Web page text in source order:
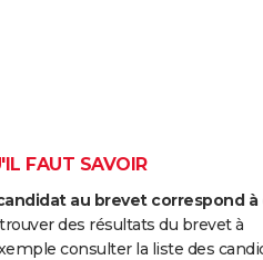
FAUT SAVOIR
au brevet correspond à
des résultats du brevet à
consulter la liste des